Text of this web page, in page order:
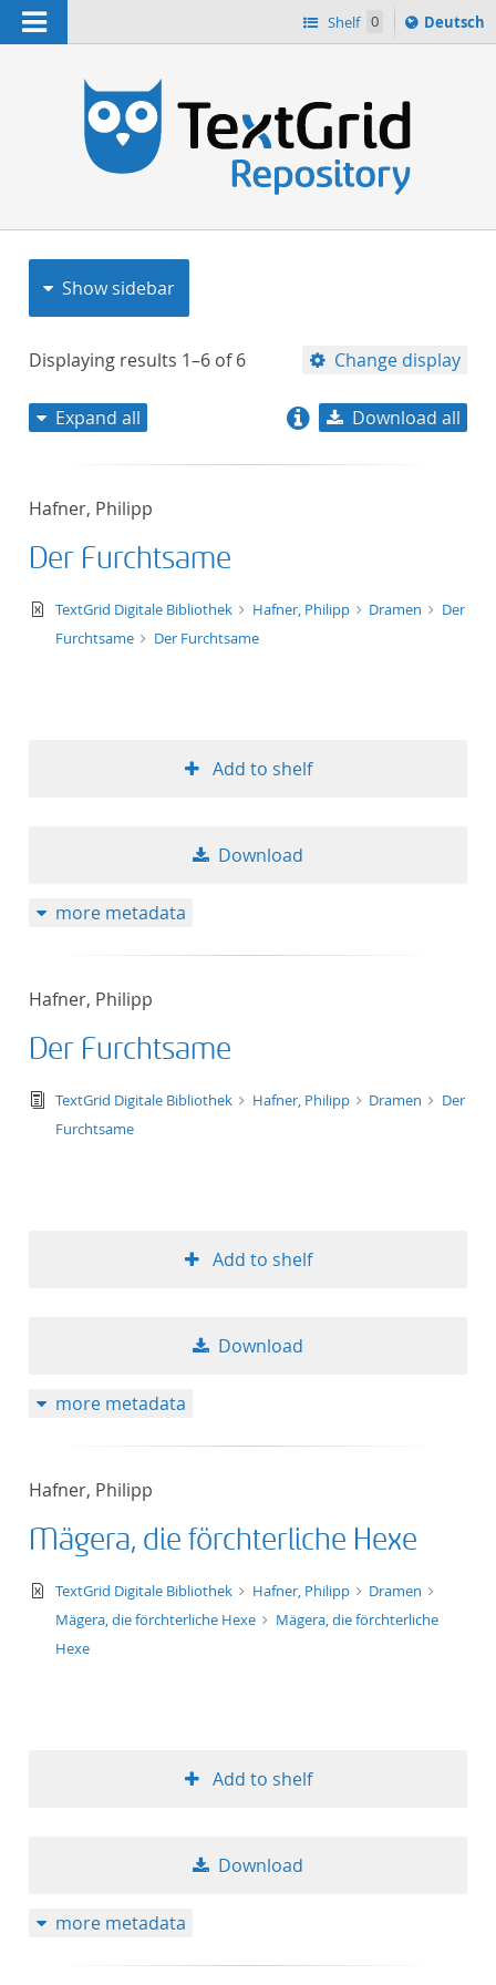
Navigation Shelf 0
Sprache
ï¿½ndern
Deutsch
Show sidebar
Displaying results 1–6 of6 Change display
Expand all Download all
Hafner, Philipp
Der Furchtsame
text/xml
TextGrid Digitale Bibliothek Hafner, Philipp Dramen
Der
Furchtsame
Der Furchtsame
Add to shelf
Download
more metadata
Hafner, Philipp
Der Furchtsame
text/tg.edition+tg.aggregation+xml
TextGrid Digitale Bibliothek Hafner, Philipp Dramen
Der
Furchtsame
Add to shelf
Download
more metadata
Hafner, Philipp
Mägera, die förchterliche Hexe
text/xml
TextGrid Digitale Bibliothek Hafner, Philipp
Dramen
Mägera, die förchterliche Hexe
Mägera, die förchterliche
Hexe
Add to shelf
Download
more metadata